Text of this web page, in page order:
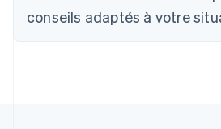
conseils adaptés à votre
English Français
Chine continentale